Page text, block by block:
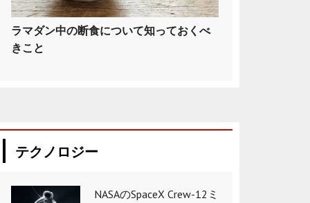
ラマダン中の断食について知っておくべ
きこと
テクノロジー
NASAのSpaceX Crew-12ミ